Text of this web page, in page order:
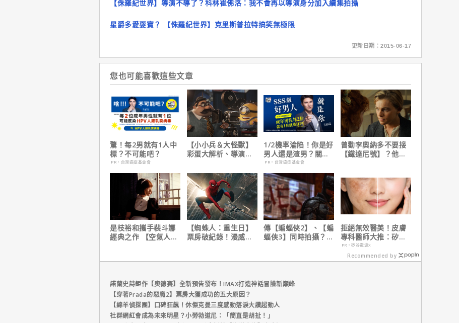
【侏羅紀世界】導演不導了？科林崔佛洛：我不會再以導演身分加入續集拍攝
星爵多愛耍寶？ 【侏羅紀世界】克里斯普拉特搞笑無極限
更新日期：2015-06-17
您也可能喜歡這些文章
驚！每2男就有1人中
標？不可能吧？
PR・台灣癌症基金會
【小小兵＆大怪獸】
彩蛋大解析、導演皮
梗！
1/2機率淪陷！你是好
男人還是渣男？關鍵
在這
PR・台灣癌症基金會
曾勸李奧納多不要接
【鐵達尼號】？他
是枝裕和攜手裴斗娜
經典之作 【空氣人
【蜘蛛人：重生日】
票房破紀錄！漫威總
傳【蝙蝠俠2】、【蝙
蝠俠3】同時拍攝？詹
拒絕無效醫美！皮膚
專科醫師大推：矽谷
電波 X 讓肌膚由內而
外更強韌
PR・矽谷電波X
Recommended by
諾蘭史詩鉅作【奧德賽】全新預告發布！IMAX打造神話冒險新巔峰
【穿著Prada的惡魔2】票房大獲成功的五大原因？
【綿羊偵探團】口碑狂飆！休傑克曼三度感動落淚大讚超動人
社群網紅會成為未來明星？小勞勃道尼：「簡直是胡扯！」